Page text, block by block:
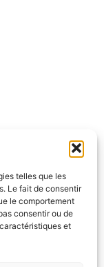
telles que les
Le fait de consentir
le comportement
consentir ou de
et